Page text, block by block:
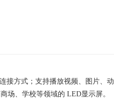
接方式；支持播放视频、图片、动
场、学校等领域的 LED显示屏。